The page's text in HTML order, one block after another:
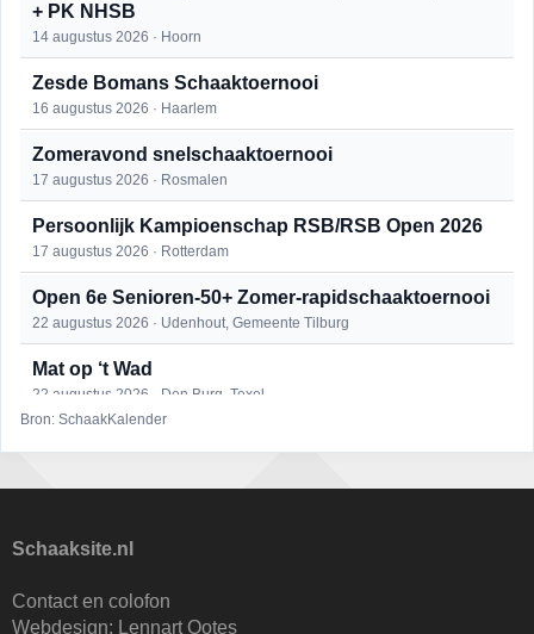
+ PK NHSB
14 augustus 2026 · Hoorn
Zesde Bomans Schaaktoernooi
16 augustus 2026 · Haarlem
Zomeravond snelschaaktoernooi
17 augustus 2026 · Rosmalen
Persoonlijk Kampioenschap RSB/RSB Open 2026
17 augustus 2026 · Rotterdam
Open 6e Senioren-50+ Zomer-rapidschaaktoernooi
22 augustus 2026 · Udenhout, Gemeente Tilburg
Mat op ‘t Wad
22 augustus 2026 · Den Burg, Texel
23 augustus 2026 · Utrecht
25 augustus 2026 · Bunschoten-Spakenburg
Bron: SchaakKalender
Schaaksite.nl
Contact en colofon
Webdesign: Lennart Ootes